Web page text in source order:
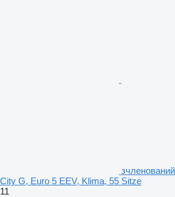
City G, Euro 5 EEV, Klima, 55 Sitze
11